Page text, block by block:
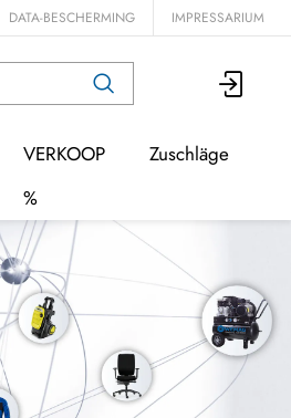
DATA-BESCHERMING IMPRESSARIUM
VERKOOP
%
Zuschläge